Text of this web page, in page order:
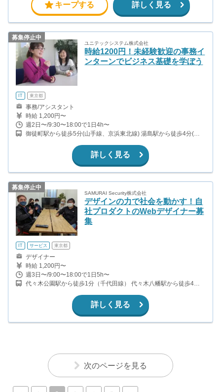
キープする 詳しく見る
募集停止中
ユニテックシステム株式会社
時給1200円！未経験歓迎の事務イ
ンターンでビジネス基礎を学ぼう
IT 東京都
事務/アシスタント
時給 1,200円〜
週2日〜/9:30〜18:00で1日4h〜
御徒町駅から徒歩5分(山手線、京浜東北線) 湯島駅から徒歩4分(千
詳しく見る
募集停止中
SAMURAI Security株式会社
デザインの力で社会を動かす！自
社プロダクトのWebデザイナー募
集
IT サービス 東京都
デザイナー
時給 1,200円〜
週3日〜/9:00〜18:00で1日5h〜
代々木公園駅から徒歩1分（千代田線） 代々木八幡駅から徒歩4分
詳しく見る
次のページを見る